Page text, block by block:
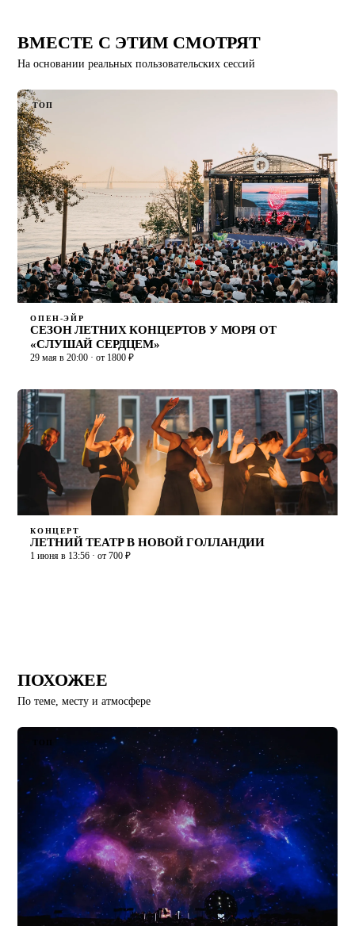
ВМЕСТЕ С ЭТИМ СМОТРЯТ
На основании реальных пользовательских сессий
ТОП
ОПЕН-ЭЙР
СЕЗОН ЛЕТНИХ КОНЦЕРТОВ У МОРЯ ОТ
«СЛУШАЙ СЕРДЦЕМ»
29 мая в 20:00 · от 1800 ₽
КОНЦЕРТ
ЛЕТНИЙ ТЕАТР В НОВОЙ ГОЛЛАНДИИ
1 июня в 13:56 · от 700 ₽
ПОХОЖЕЕ
По теме, месту и атмосфере